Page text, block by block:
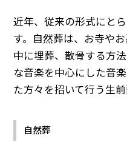
近年、従来の形式にと
す。自然葬は、お寺や
中に埋葬、散骨する方
な音楽を中心にした音
た方々を招いて行う生前
自然葬